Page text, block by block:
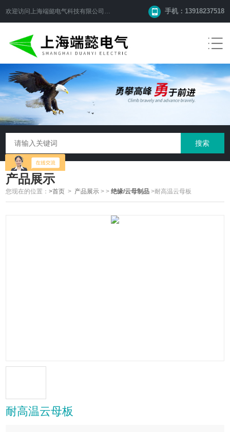
欢迎访问 上海端懿电气科技有限公司 网站！ 手机：13918237518
产品展示
您现在的位置：>首页 > 产品展示 >>绝缘/云母制品 >耐高温云母板
耐高温云母板